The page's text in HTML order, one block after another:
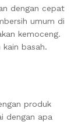
dengan cepat
umum di
kemoceng.
basah.
produk
dengan apa